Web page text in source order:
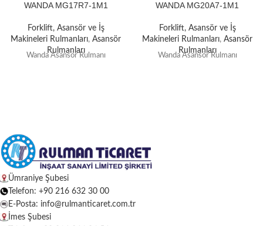
WANDA MG17R7-1M1
Forklift, Asansör ve İş
Makineleri Rulmanları, Asansör
Rulmanları
Wanda Asansör Rulmanı
WANDA MG20A7-1M1
Forklift, Asansör ve İş
Makineleri Rulmanları, Asansör
Rulmanları
Wanda Asansör Rulmanı
Ümraniye Şubesi
Telefon: +90 216 632 30 00
E-Posta: info@rulmanticaret.com.tr
İmes Şubesi